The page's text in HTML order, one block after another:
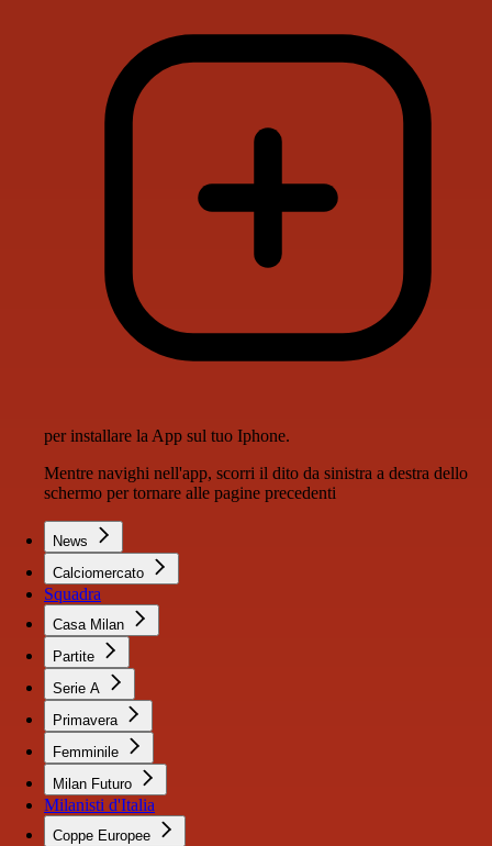
per installare la App sul tuo Iphone.
Mentre navighi nell'app, scorri il dito da sinistra a destra dello
schermo per tornare alle pagine precedenti
News
Calciomercato
Squadra
Casa Milan
Partite
Serie A
Primavera
Femminile
Milan Futuro
Milanisti d'Italia
Coppe Europee